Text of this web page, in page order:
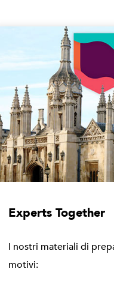
Experts Together
I nostri materiali di
motivi: